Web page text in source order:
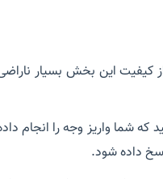
کیفیت این بخش بسیار
شما واریز وجه را انجام
داده شود.